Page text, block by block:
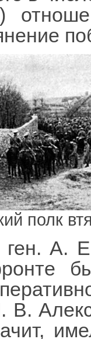
полк
А.